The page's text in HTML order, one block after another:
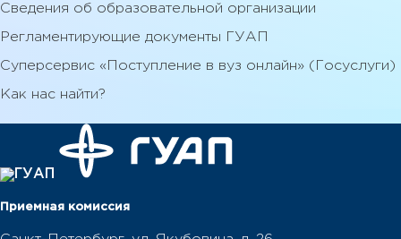
Сведения об образовательной организации
Регламентирующие документы ГУАП
Суперсервис «Поступление в вуз онлайн» (Госуслуги)
Как нас найти?
Приемная комиссия